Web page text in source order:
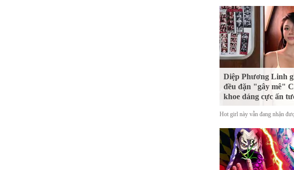
Diệp Phương Linh
đều đặn "gây mê"
khoe dáng cực ấn
Hot girl này vẫn đang nhận